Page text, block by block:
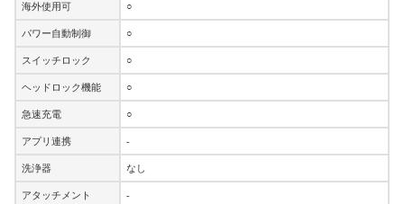
海外使用可 ○
パワー自動制御 ○
スイッチロック ○
ヘッドロック機能 ○
急速充電 ○
アプリ連携 -
洗浄器 なし
アタッチメント -